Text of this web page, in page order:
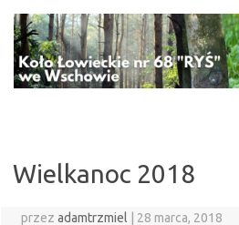
treści
Wielkanoc 2018
przez adamtrzmiel 28 marca, 2018